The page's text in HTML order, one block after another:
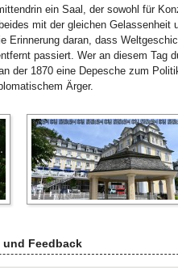
ein Saal, der sowohl für
mit der gleichen Gelassenheit
Erinnerung daran, dass
passiert. Wer an diesem Tag
der 1870 eine Depesche zum
Ärger.
Feedback